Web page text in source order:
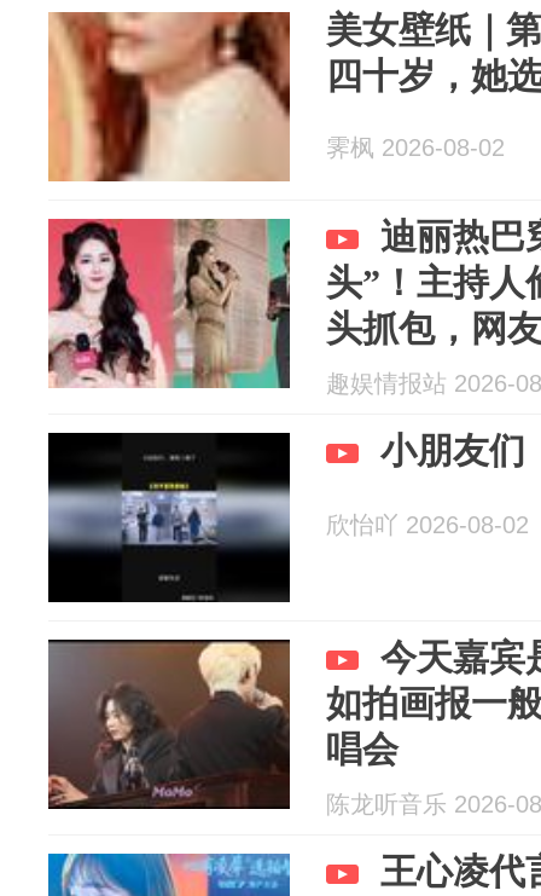
美女壁纸｜
四十岁，她
霁枫 2026-08-02
迪丽热巴
头”！主持人
头抓包，网
人
趣娱情报站 2026-
小朋友们
欣怡吖 2026-08-02
今天嘉宾
如拍画报一
唱会
陈龙听音乐 2026-
王心凌代